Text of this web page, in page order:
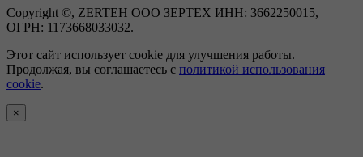
Copyright ©, ZERTEH ООО ЗЕРТЕХ ИНН: 3662250015,
ОГРН: 1173668033032.
Этот сайт использует cookie для улучшения работы.
Продолжая, вы соглашаетесь с политикой использования
cookie.
×